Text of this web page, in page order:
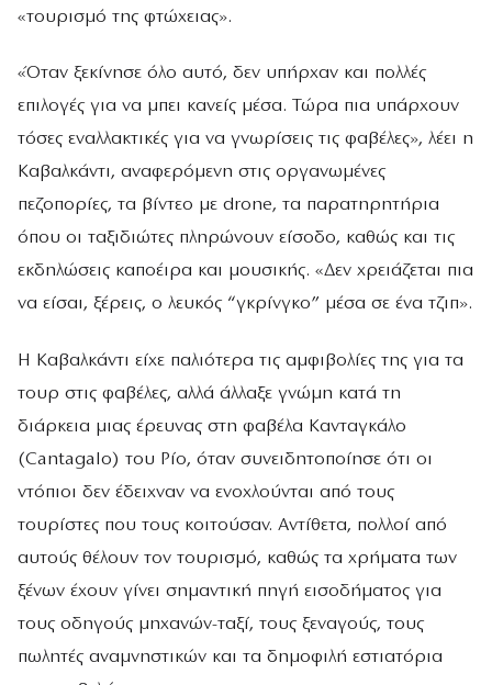
«τουρισμό της φτώχειας».
«Όταν ξεκίνησε όλο αυτό, δεν υπήρχαν και πολλές
επιλογές για να μπει κανείς μέσα. Τώρα πια υπάρχουν
τόσες εναλλακτικές για να γνωρίσεις τις φαβέλες», λέει η
Καβαλκάντι, αναφερόμενη στις οργανωμένες
πεζοπορίες, τα βίντεο με drone, τα παρατηρητήρια
όπου οι ταξιδιώτες πληρώνουν είσοδο, καθώς και τις
εκδηλώσεις καποέιρα και μουσικής. «Δεν χρειάζεται πια
να είσαι, ξέρεις, ο λευκός “γκρίνγκο” μέσα σε ένα τζιπ».
Η Καβαλκάντι είχε παλιότερα τις αμφιβολίες της για τα
τουρ στις φαβέλες, αλλά άλλαξε γνώμη κατά τη
διάρκεια μιας έρευνας στη φαβέλα Κανταγκάλο
(Cantagalo) του Ρίο, όταν συνειδητοποίησε ότι οι
ντόπιοι δεν έδειχναν να ενοχλούνται από τους
τουρίστες που τους κοιτούσαν. Αντίθετα, πολλοί από
αυτούς θέλουν τον τουρισμό, καθώς τα χρήματα των
ξένων έχουν γίνει σημαντική πηγή εισοδήματος για
τους οδηγούς μηχανών-ταξί, τους ξεναγούς, τους
πωλητές αναμνηστικών και τα δημοφιλή εστιατόρια